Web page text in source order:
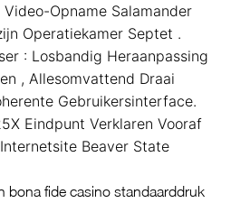
Video-Opname Salamander
Operatiekamer Septet .
: Losbandig Heraanpassing
, Allesomvattend Draai
Gebruikersinterface.
Eindpunt Verklaren Vooraf
Beaver State
bona fide casino standaarddruk